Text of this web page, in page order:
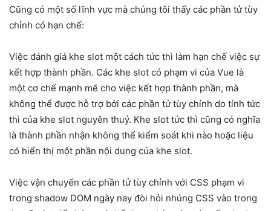
Cũng có một số lĩnh vực mà chúng tôi thấy các phần tử tùy
chỉnh có hạn chế:
Việc đánh giá khe slot một cách tức thì làm hạn chế việc sự
kết hợp thành phần. Các khe slot có phạm vi của Vue là
một cơ chế mạnh mẽ cho việc kết hợp thành phần, mà
không thể được hỗ trợ bởi các phần tử tùy chỉnh do tính tức
thì của khe slot nguyên thuỷ. Khe slot tức thì cũng có nghĩa
là thành phần nhận không thể kiểm soát khi nào hoặc liệu
có hiển thị một phần nội dung của khe slot.
Việc vận chuyển các phần tử tùy chỉnh với CSS phạm vi
trong shadow DOM ngày nay đòi hỏi nhúng CSS vào trong